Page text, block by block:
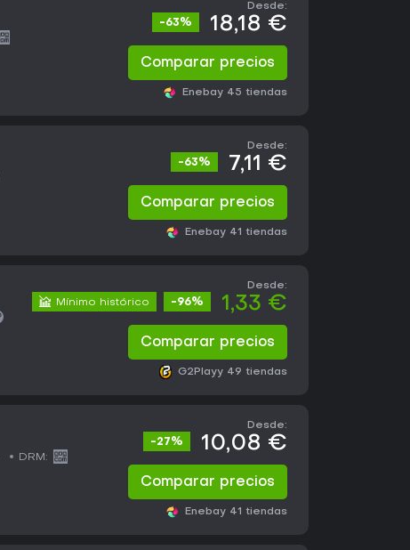
-63%
Desde:
18,18 €
Comparar precios
Enebay 45 tiendas
-63%
Desde:
7,11 €
Comparar precios
Enebay 41 tiendas
Mínimo histórico -96%
Desde:
1,33 €
Comparar precios
G2Playy 49 tiendas
DRM:
-27%
Desde:
10,08 €
Comparar precios
Enebay 41 tiendas